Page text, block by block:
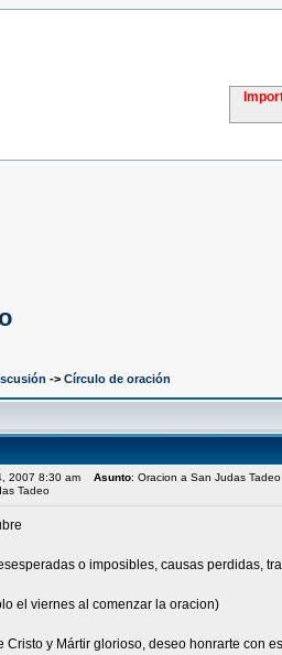
-> Círculo de oración
2007 8:30 am Asunto: Oracion a San Judas Tadeo
Tadeo
o imposibles, causas perdidas,
el viernes al comenzar la oracion)
Cristo y Mártir glorioso, deseo honrarte con